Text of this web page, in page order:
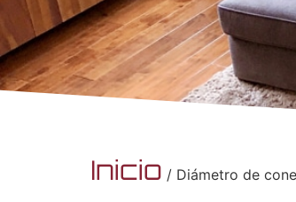
Inicio / Diámetro de